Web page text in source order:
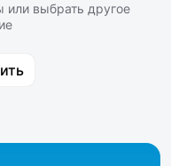
или выбрать другое